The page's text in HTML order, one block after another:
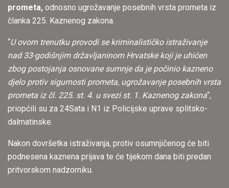
prometa, odnosno ugrožavanje posebnih vrsta prometa iz
članka 225. Kaznenog zakona.
“U ovom trenutku provodi se kriminalističko istraživanje
nad 33-godišnjim državljaninom Hrvatske koji je uhićen
zbog postojanja osnovane sumnje da je počinio kazneno
djelo protiv sigurnosti prometa, ugrožavanje posebnih vrsta
prometa iz čl. 225. st. 4. u svezi st. 1. Kaznenog zakona“,
priopćili su za 24Sata i N1 iz Policijske uprave splitsko-
dalmatinske.
Nakon dovršetka istraživanja, protiv osumnjičenog će biti
podnesena kaznena prijava te će tijekom dana biti predan
pritvorskom nadzorniku.